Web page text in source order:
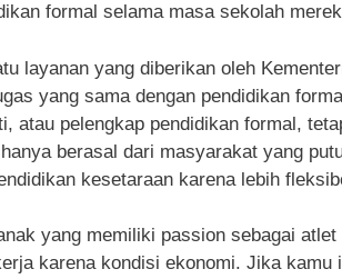
formal selama masa sekolah
layanan yang diberikan oleh
yang sama dengan pendidikan
atau pelengkap pendidikan formal,
berasal dari masyarakat yang
kesetaraan karena lebih
yang memiliki passion sebagai
karena kondisi ekonomi. Jika kamu